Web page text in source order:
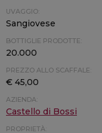
UVAGGIO:
Sangiovese
BOTTIGLIE PRODOTTE:
20.000
PREZZO ALLO SCAFFALE:
€ 45,00
AZIENDA:
Castello di Bossi
PROPRIETÀ: